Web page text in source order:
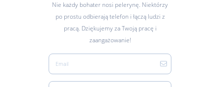
Nie każdy bohater nosi pelerynę. Niektórzy
po prostu odbierają telefon i łączą ludzi z
pracą. Dziękujemy za Twoją pracę i
zaangażowanie!
Email